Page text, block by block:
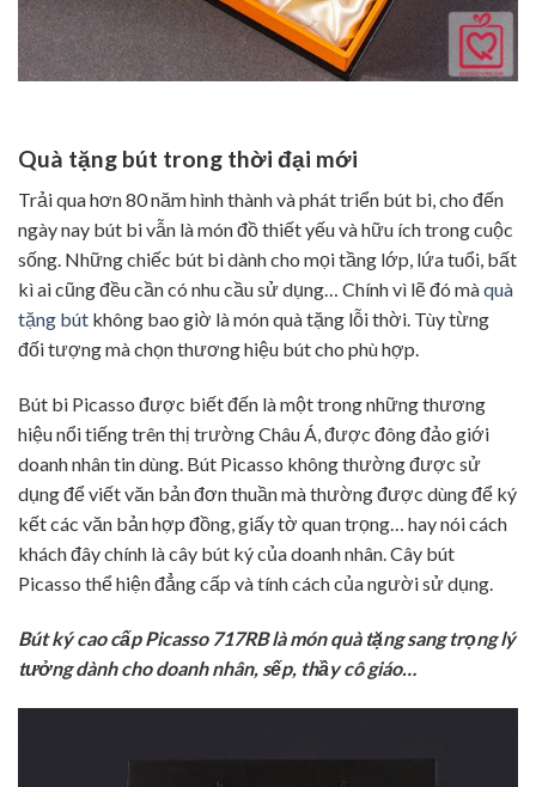
Quà tặng bút trong thời đại mới
Trải qua hơn 80 năm hình thành và phát triển bút bi, cho đến
ngày nay bút bi vẫn là món đồ thiết yếu và hữu ích trong cuộc
sống. Những chiếc bút bi dành cho mọi tầng lớp, lứa tuổi, bất
kì ai cũng đều cần có nhu cầu sử dụng… Chính vì lẽ đó màquà
tặng bút không bao giờ là món quà tặng lỗi thời. Tùy từng
đối tượng mà chọn thương hiệu bút cho phù hợp.
Bút bi Picasso được biết đến là một trong những thương
hiệu nổi tiếng trên thị trường Châu Á, được đông đảo giới
doanh nhân tin dùng. Bút Picasso không thường được sử
dụng để viết văn bản đơn thuần mà thường được dùng để ký
kết các văn bản hợp đồng, giấy tờ quan trọng… hay nói cách
khách đây chính là cây bút ký của doanh nhân. Cây bút
Picasso thể hiện đẳng cấp và tính cách của người sử dụng.
Bút ký cao cấp Picasso 717RB là món quà tặng sang trọng lý
tưởng dành cho doanh nhân, sếp, thầy cô giáo…